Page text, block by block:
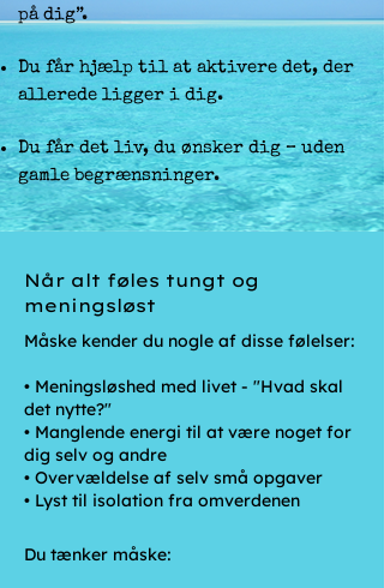
på dig”.
Du får hjælp til at aktivere det, der
allerede ligger i dig.
Du får det liv, du ønsker dig – uden
gamle begrænsninger.
Når alt føles tungt og
meningsløst
Måske kender du nogle af disse følelser:
• Meningsløshed med livet - "Hvad skal
det nytte?"
• Manglende energi til at være noget for
dig selv og andre
• Overvældelse af selv små opgaver
• Lyst til isolation fra omverdenen
Du tænker måske: